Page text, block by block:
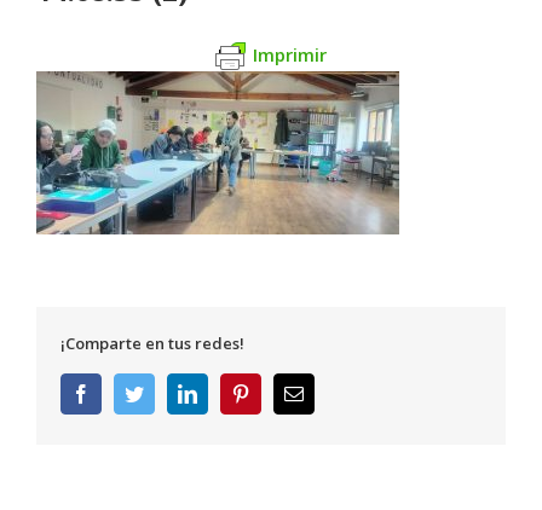
Imprimir
¡Comparte en tus redes!
FacebookTwitterLinkedInPinterestCorreo
electrónico